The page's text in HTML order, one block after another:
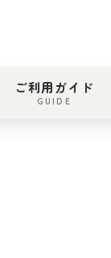
ご利用ガイド
GUIDE